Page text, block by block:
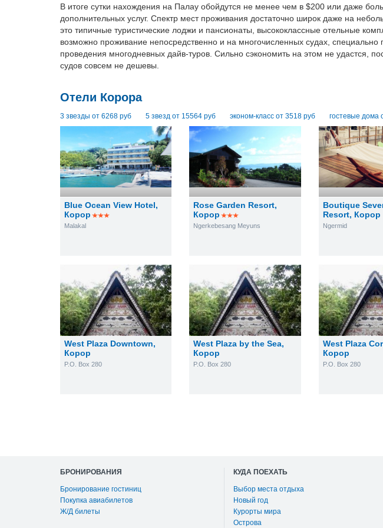
31 1 2
В итоге сутки нахождения на Палау обойдутся не менее чем в $200 или даже
дополнительных услуг. Спектр мест проживания достаточно широк даже на
это типичные туристические лоджи и пансионаты, высококлассные отельные
возможно проживание непосредственно и на многочисленных судах, специально
проведения многодневных дайв-туров. Сильно сэкономить на этом не удастся,
судов совсем не дешевы.
Отели Корора
3 звезды от 6268 руб 5 звезд от 15564 руб эконом-класс от 3518 руб гостевые дома
Blue Ocean View Hotel,
Корор
Malakal
Rose Garden Resort,
Корор
Ngerkebesang Meyuns
Boutique
Resort, Корор
Ngermid
West Plaza Downtown,
Корор
P.O. Box 280
West Plaza by the Sea,
Корор
P.O. Box 280
West Plaza
Корор
P.O. Box 280
БРОНИРОВАНИЯ
Бронирование гостиниц
Покупка авиабилетов
Ж/Д билеты
КУДА ПОЕХАТЬ
Выбор места отдыха
Новый год
Курорты мира
Острова